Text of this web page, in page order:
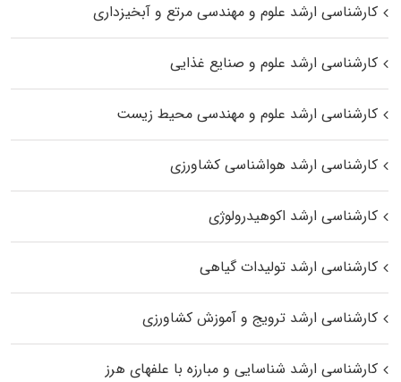
کارشناسی ارشد علوم و مهندسی مرتع و آبخیزداری
کارشناسی ارشد علوم و صنایع غذایی
کارشناسی ارشد علوم و مهندسی محیط زیست
کارشناسی ارشد هواشناسی کشاورزی
کارشناسی ارشد اکوهیدرولوژی
کارشناسی ارشد تولیدات گیاهی
کارشناسی ارشد ترویج و آموزش کشاورزی
کارشناسی ارشد شناسایی و مبارزه با علفهای هرز